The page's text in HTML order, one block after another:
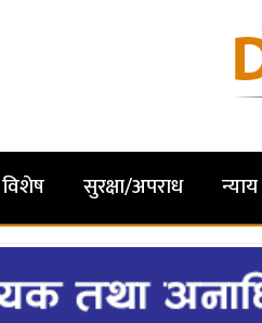
विशेष सुरक्षा/अपराध न्याय